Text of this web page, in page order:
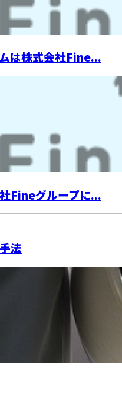
は株式会社Fine...
Fineグループに...
法